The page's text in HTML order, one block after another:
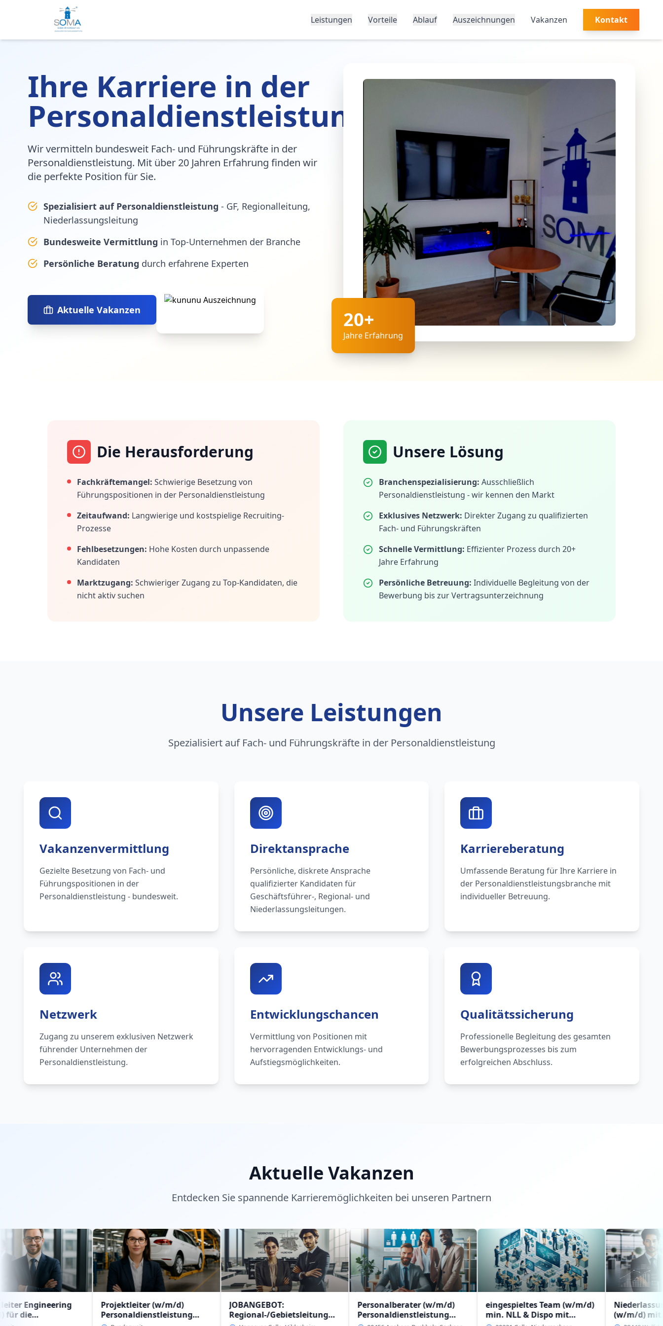
Leistungen Vorteile Ablauf Auszeichnungen Vakanzen Kontakt
Ihre Karriere in der
Personaldienstleistung
Wir vermitteln bundesweit Fach- und Führungskräfte in der
Personaldienstleistung. Mit über 20 Jahren Erfahrung finden wir
die perfekte Position für Sie.
Spezialisiert auf Personaldienstleistung - GF, Regionalleitung,
Niederlassungsleitung
Bundesweite Vermittlung in Top-Unternehmen der Branche
Persönliche Beratung durch erfahrene Experten
Aktuelle Vakanzen 20+
Jahre Erfahrung
Die Herausforderung
Fachkräftemangel: Schwierige Besetzung von
Führungspositionen in der Personaldienstleistung
Zeitaufwand: Langwierige und kostspielige Recruiting-
Prozesse
Fehlbesetzungen: Hohe Kosten durch unpassende
Kandidaten
Marktzugang: Schwieriger Zugang zu Top-Kandidaten, die
nicht aktiv suchen
Unsere Lösung
Branchenspezialisierung: Ausschließlich
Personaldienstleistung - wir kennen den Markt
Exklusives Netzwerk: Direkter Zugang zu qualifizierten
Fach- und Führungskräften
Schnelle Vermittlung: Effizienter Prozess durch 20+
Jahre Erfahrung
Persönliche Betreuung: Individuelle Begleitung von der
Bewerbung bis zur Vertragsunterzeichnung
Unsere Leistungen
Spezialisiert auf Fach- und Führungskräfte in der Personaldienstleistung
Vakanzenvermittlung
Gezielte Besetzung von Fach- und
Führungspositionen in der
Personaldienstleistung - bundesweit.
Direktansprache
Persönliche, diskrete Ansprache
qualifizierter Kandidaten für
Geschäftsführer-, Regional- und
Niederlassungsleitungen.
Karriereberatung
Umfassende Beratung für Ihre Karriere in
der Personaldienstleistungsbranche mit
individueller Betreuung.
Netzwerk
Zugang zu unserem exklusiven Netzwerk
führender Unternehmen der
Personaldienstleistung.
Entwicklungschancen
Vermittlung von Positionen mit
hervorragenden Entwicklungs- und
Aufstiegsmöglichkeiten.
Qualitätssicherung
Professionelle Begleitung des gesamten
Bewerbungsprozesses bis zum
erfolgreichen Abschluss.
Aktuelle Vakanzen
Entdecken Sie spannende Karrieremöglichkeiten bei unseren Partnern
Projektleiter (w/m/d)
Personaldienstleistung
JOBANGEBOT:
Regional-/Gebietsleitung
Personalberater (w/m/d)
Personaldienstleistung
eingespieltes Team (w/m/d)
min. NLL & Dispo mit
Niederlassungsleitung
(w/m/d) mit